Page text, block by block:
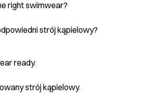
right swimwear?
strój kąpielowy?
ready.
strój kąpielowy.